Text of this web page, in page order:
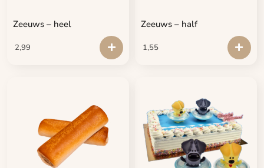
Zeeuws – heel
2,99
Zeeuws – half
1,55